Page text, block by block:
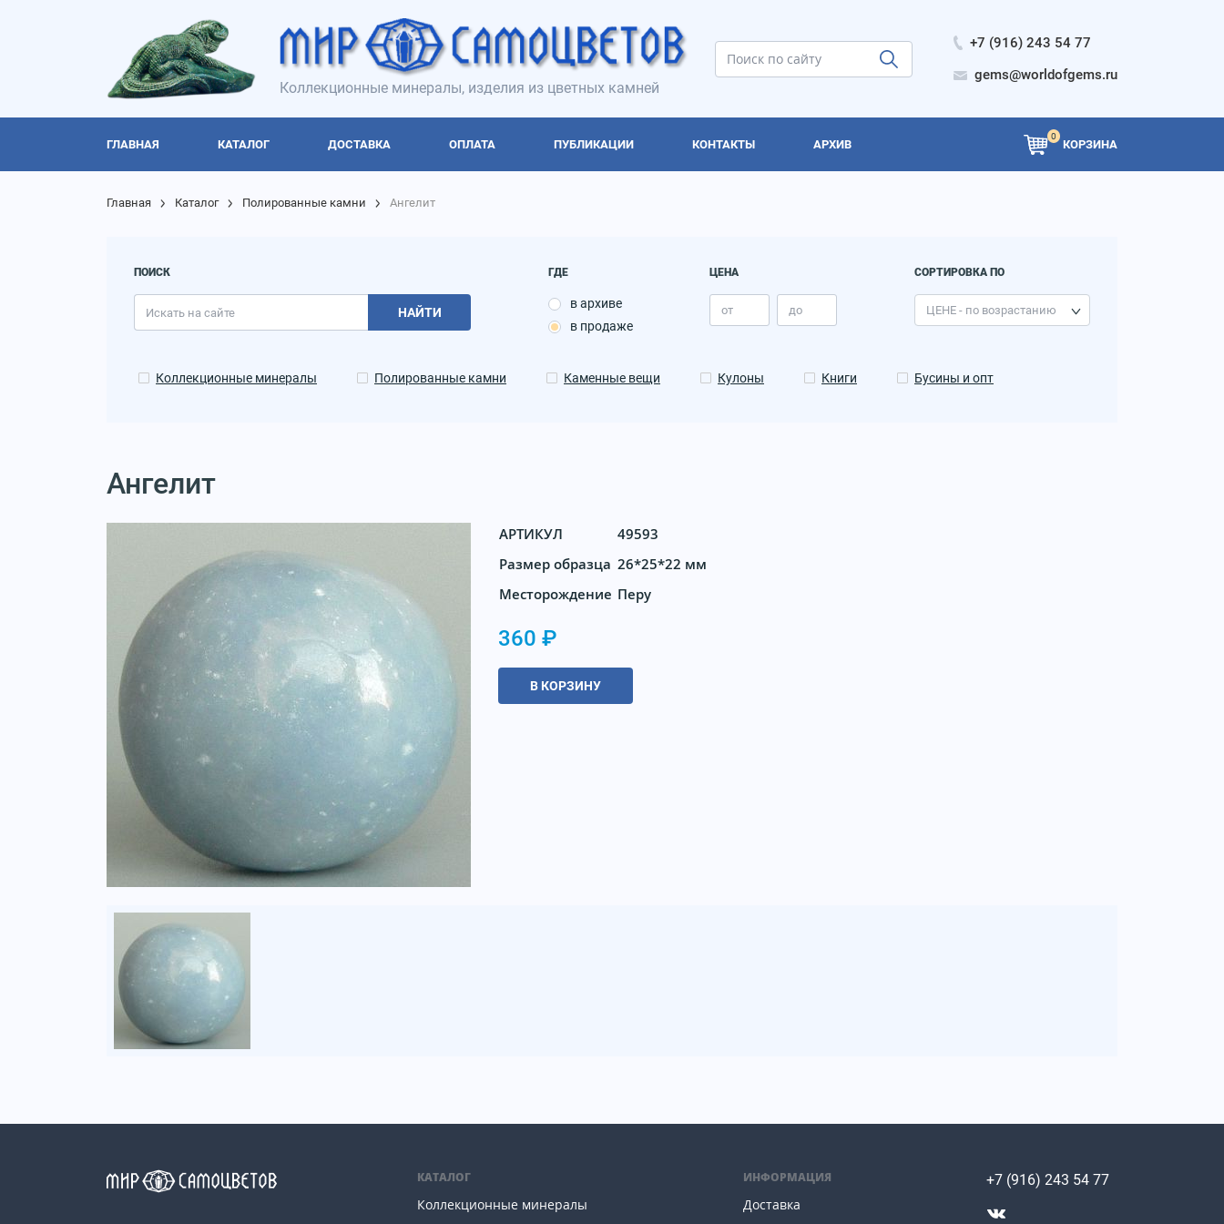
Коллекционные минералы, изделия из цветных камней
+7 (916) 243 54 77
gems@worldofgems.ru
ГЛАВНАЯ КАТАЛОГ ДОСТАВКА ОПЛАТА ПУБЛИКАЦИИ КОНТАКТЫ АРХИВ
0
КОРЗИНА
Главная Каталог Полированные камни Ангелит
ПОИСК
НАЙТИ
ГДЕ
в архиве
в продаже
ЦЕНА СОРТИРОВКА ПО
Коллекционные минералы Полированные камни Каменные вещи Кулоны Книги Бусины и опт
Ангелит
АРТИКУЛ
49593
Размер образца 26*25*22 мм
Месторождение Перу
360 ₽
В КОРЗИНУ
КАТАЛОГ
Коллекционные минералы
ИНФОРМАЦИЯ
Доставка
+7 (916) 243 54 77